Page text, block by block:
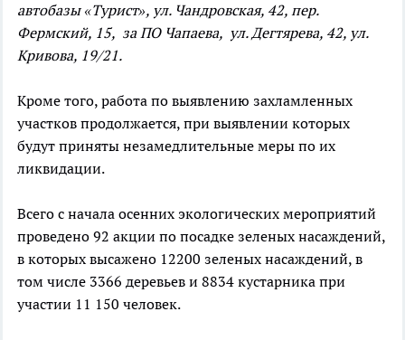
автобазы «Турист», ул. Чандровская, 42, пер.
Фермский, 15, за ПО Чапаева, ул. Дегтярева, 42, ул.
Кривова, 19/21.
Кроме того, работа по выявлению захламленных
участков продолжается, при выявлении которых
будут приняты незамедлительные меры по их
ликвидации.
Всего с начала осенних экологических мероприятий
проведено 92 акции по посадке зеленых насаждений,
в которых высажено 12200 зеленых насаждений, в
том числе 3366 деревьев и 8834 кустарника при
участии 11 150 человек.